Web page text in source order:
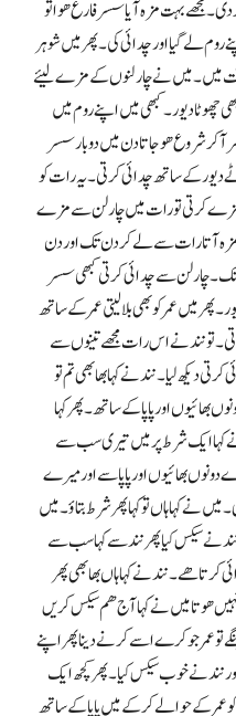
مجھے بہت مزہ آیا سسر فارغ ھوا تو
روم لے گیا اور چدائی کی۔ پھر میں شوہر
میں۔ میں نے چار لنوں کے مزے لیئے
چھوٹا دیور۔ کبھی میں اپنے روم میں
آکر شروع ھو جاتا دن میں دو بار سسر
دیور کے ساتھ چدائی کرتی۔ یہ رات کو
کرتی تو رات میں چار لن سے مزے
آتا رات سے لےکر دن تک اور دن
لن سے چدائی کرتی کبھی سسر
پھر میں عمر کو بھی بلا لیتی عمر کے ساتھ
تو نند نے اس رات مجھے تینوں سے
دیکھ لیا۔ نند نے کہا بھابھی تم تو
بھائیوں اور پاپا کے ساتھ۔ پھر کہا
نے کہا ایک شرط پر میں تیری سب سے
دونوں بھائیوں اور پاپا سے اور میرے
میں نے کہا ہاں تو کہا پھر شرط بتاؤ۔ میں
نے سیکس کیا پھر نند سے کہا سب سے
ھے۔ نند نے کہا ہاں بھابھی پھر
ھوتا میں نے کہا آج ھم سیکس کریں
تو عمر جو کرے اسے کرنے دینا پھر اپنے
نند نے خوب سیکس کیا۔ پھر کچھ ایک
کو عمر کے حوالے کر کے میں پاپا کے ساتھ